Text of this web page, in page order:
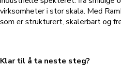
virksomheter i stor skala. Med
som er strukturert, skalerbart og
Klar til å ta neste steg?